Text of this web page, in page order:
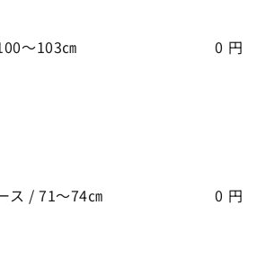
～103㎝ 0 円
ス / 71～74㎝ 0 円